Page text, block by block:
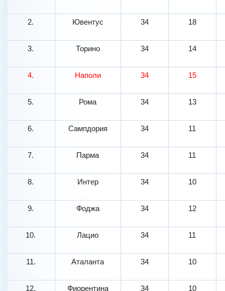
2. Ювентус 34 18
3. Торино 34 14
4. Наполи 34 15
5. Рома 34 13
6. Сампдория 34 11
7. Парма 34 11
8. Интер 34 10
9. Фоджа 34 12
10. Лацио 34 11
11. Аталанта 34 10
12. Фиорентина 34 10